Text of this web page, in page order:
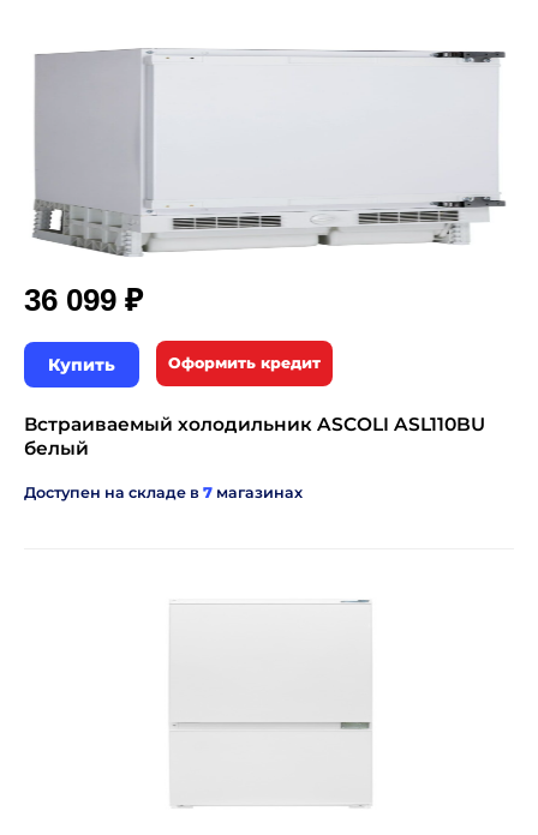
36 099 ₽
Купить Оформить кредит
Встраиваемый холодильник ASCOLI ASL110BU
белый
Доступен на складе в 7 магазинах